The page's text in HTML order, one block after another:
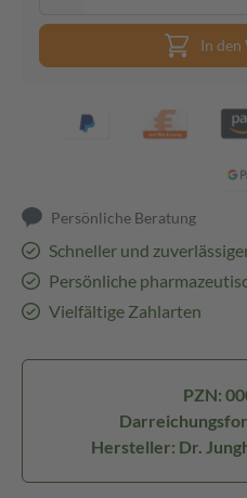
In den
Persönliche Beratung
Schneller und
Persönliche
Vielfältige Zahlarten
PZN:
Hersteller: Dr.